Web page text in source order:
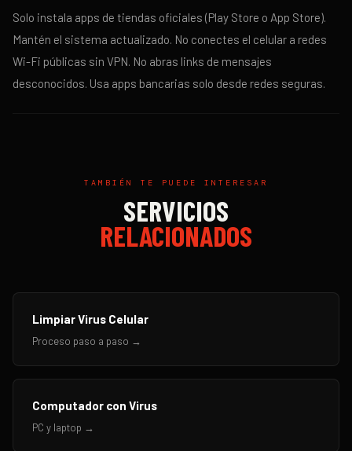
Solo instala apps de tiendas oficiales (Play Store o App Store).
Mantén el sistema actualizado. No conectes el celular a redes
Wi-Fi públicas sin VPN. No abras links de mensajes
desconocidos. Usa apps bancarias solo desde redes seguras.
TAMBIÉN TE PUEDE INTERESAR
SERVICIOS
RELACIONADOS
Limpiar Virus Celular
Proceso paso a paso →
Computador con Virus
PC y laptop →